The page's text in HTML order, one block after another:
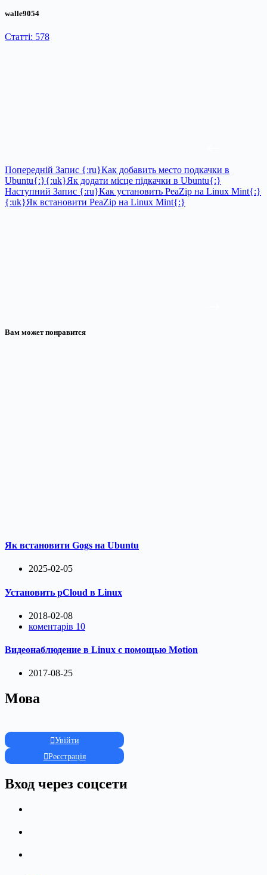
walle9054
Статті: 578
Попередній Запис {:ru}Как добавить место подкачки в
Ubuntu{:}{:uk}Як додати місце підкачки в Ubuntu{:}
Наступний Запис {:ru}Как установить PeaZip на Linux Mint{:}
{:uk}Як встановити PeaZip на Linux Mint{:}
Вам может понравится
Як встановити Gogs на Ubuntu
2025-02-05
Установить pCloud в Linux
2018-02-08
коментарів 10
Видеонаблюдение в Linux с помощью Motion
2017-08-25
Мова
Увійти
Реєстрація
Вход через соцсети